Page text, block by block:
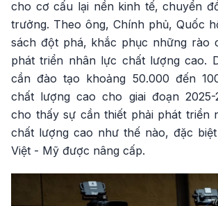
cho cơ cấu lại nền kinh tế, chuyển
trưởng. Theo ông, Chính phủ, Quốc
sách đột phá, khắc phục những rào
phát triển nhân lực chất lượng cao.
cần đào tạo khoảng 50.000 đến
chất lượng cao cho giai đoạn
cho thấy sự cần thiết phải phát triển
chất lượng cao như thế nào, đặc
Việt - Mỹ được nâng cấp.